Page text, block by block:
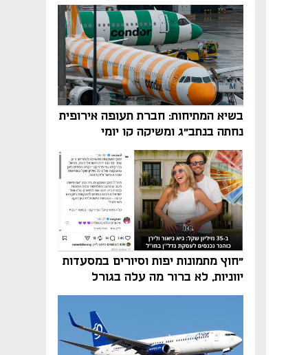
בשיא המתיחות: חברת תעופה אירופית
נחתה בנתב"ג ומשיקה קו יומי
"חוץ מתמונות יפות וסיורים במסעדות
יווניות, לא ברור מה עלה בגורל
פרויקט הנדל"ן"